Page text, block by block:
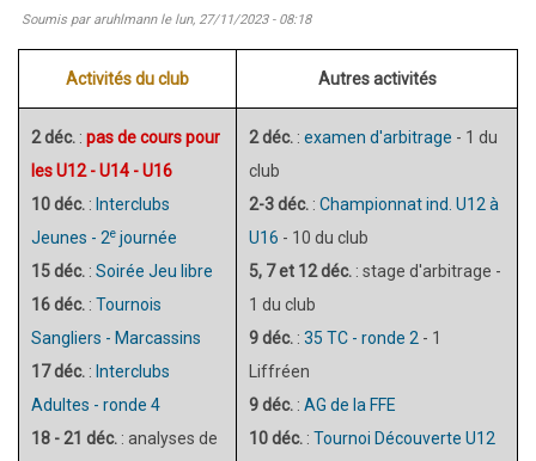
1
échecs
Soumis par aruhlmannle lun, 27/11/2023 - 08:18
Activités du club Autres activités
2 déc. : pas de cours pour
les U12 - U14 - U16
10 déc. : Interclubs
Jeunes - 2e journée
15 déc. : Soirée Jeu libre
16 déc. : Tournois
Sangliers - Marcassins
17 déc. : Interclubs
Adultes - ronde 4
18 - 21 déc. : analyses de
2 déc. : examen d'arbitrage - 1 du
club
2-3 déc. : Championnat ind. U12 à
U16 - 10 du club​​​​​​​
5, 7 et 12 déc. : stage d'arbitrage -
1 du club​​​​​​​
9 déc. : 35 TC - ronde 2 - 1
Liffréen
9 déc. : AG de la FFE
10 déc. : Tournoi Découverte U12